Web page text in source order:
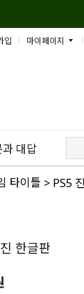
입 마이페이지
과 대답
타이틀 > PS5
한글판